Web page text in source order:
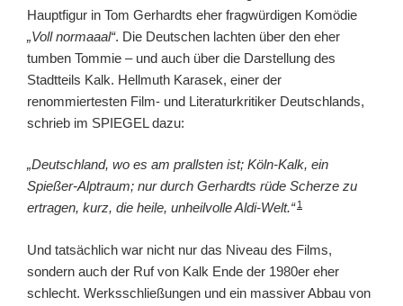
Hauptfigur in Tom Gerhardts eher fragwürdigen Komödie
„Voll normaaal“. Die Deutschen lachten über den eher
tumben Tommie – und auch über die Darstellung des
Stadtteils Kalk. Hellmuth Karasek, einer der
renommiertesten Film- und Literaturkritiker Deutschlands,
schrieb im SPIEGEL dazu:
„Deutschland, wo es am prallsten ist; Köln-Kalk, ein
Spießer-Alptraum; nur durch Gerhardts rüde Scherze zu
ertragen, kurz, die heile, unheilvolle Aldi-Welt.“ 1
Und tatsächlich war nicht nur das Niveau des Films,
sondern auch der Ruf von Kalk Ende der 1980er eher
schlecht. Werksschließungen und ein massiver Abbau von